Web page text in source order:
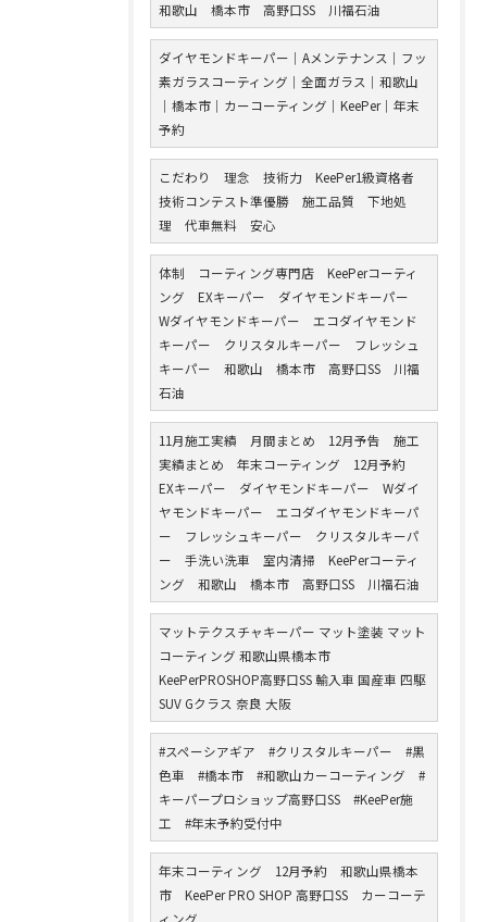
和歌山 橋本市 高野口SS 川福石油
ダイヤモンドキーパー｜Aメンテナンス｜フッ
素ガラスコーティング｜全面ガラス｜和歌山
｜橋本市｜カーコーティング｜KeePer｜年末
予約
こだわり 理念 技術力 KeePer1級資格者
技術コンテスト準優勝 施工品質 下地処
理 代車無料 安心
体制 コーティング専門店 KeePerコーティ
ング EXキーパー ダイヤモンドキーパー
Wダイヤモンドキーパー エコダイヤモンド
キーパー クリスタルキーパー フレッシュ
キーパー 和歌山 橋本市 高野口SS 川福
石油
11月施工実績 月間まとめ 12月予告 施工
実績まとめ 年末コーティング 12月予約
EXキーパー ダイヤモンドキーパー Wダイ
ヤモンドキーパー エコダイヤモンドキーパ
ー フレッシュキーパー クリスタルキーパ
ー 手洗い洗車 室内清掃 KeePerコーティ
ング 和歌山 橋本市 高野口SS 川福石油
マットテクスチャキーパー マット塗装 マット
コーティング 和歌山県橋本市
KeePerPROSHOP高野口SS 輸入車 国産車 四駆
SUV Gクラス 奈良 大阪
#スペーシアギア #クリスタルキーパー #黒
色車 #橋本市 #和歌山カーコーティング #
キーパープロショップ高野口SS #KeePer施
工 #年末予約受付中
年末コーティング 12月予約 和歌山県橋本
市 KeePer PRO SHOP 高野口SS カーコーテ